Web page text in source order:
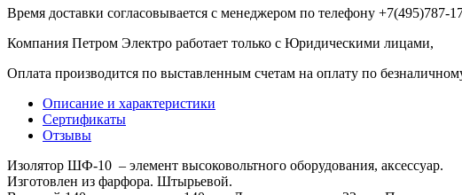
Время доставки согласовывается с менеджером по телефону +7(495)787-
Компания Петром Электро работает только с Юридическими лицами,
Оплата производится по выставленным счетам на оплату по
Описание и характеристики
Сертификаты
Отзывы
Изолятор ШФ-10 – элемент высоковольтного оборудования, аксессуар.
Изготовлен из фарфора. Штырьевой.